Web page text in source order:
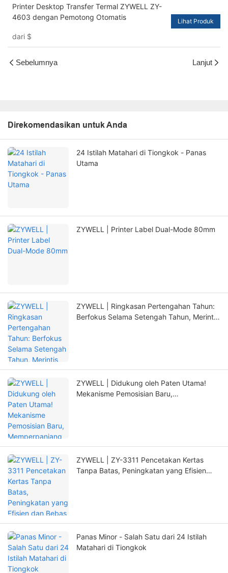
Printer Desktop Transfer Termal ZYWELL ZY-
4603 dengan Pemotong Otomatis
dari $
Lihat Produk
Sebelumnya Lanjut
Direkomendasikan untuk Anda
24 Istilah Matahari di Tiongkok - Panas
Utama
ZYWELL | Printer Label Dual-Mode 80mm
ZYWELL | Ringkasan Pertengahan Tahun:
Berfokus Selama Setengah Tahun, Merintis
ZYWELL | Didukung oleh Paten Utama!
Mekanisme Pemosisian Baru,
ZYWELL | ZY-3311 Pencetakan Kertas
Tanpa Batas, Peningkatan yang Efisien
Panas Minor - Salah Satu dari 24 Istilah
Matahari di Tiongkok